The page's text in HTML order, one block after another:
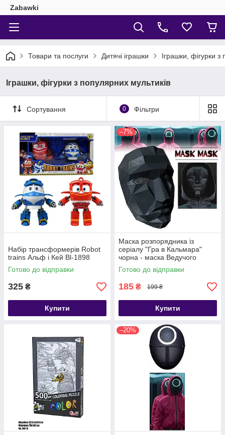
Zabawki
Товари та послуги Дитячі іграшки Іграшки, фігурки з
Іграшки, фігурки з популярних мультиків
Сортування 0 Фільтри
Набір трансформерів Robot
trains Альф і Кей Bl-1898
Готово до відправки
325 ₴
Купити
–7%
Маска розпорядника із
серіалу "Гра в Кальмара"
чорна - маска Ведучого
(Босса)
Готово до відправки
185 ₴ 199 ₴
Купити
–20%